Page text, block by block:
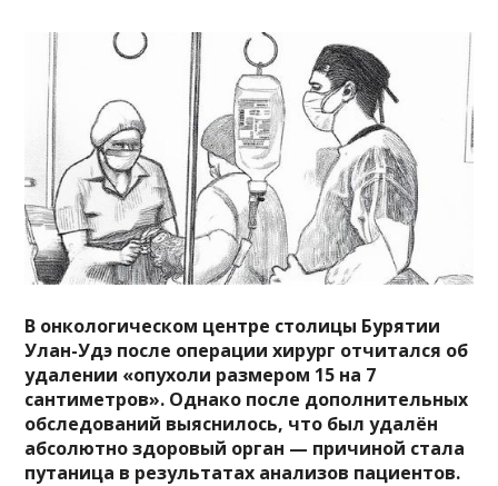
В онкологическом центре столицы Бурятии
Улан-Удэ после операции хирург отчитался об
удалении «опухоли размером 15 на 7
сантиметров». Однако после дополнительных
обследований выяснилось, что был удалён
абсолютно здоровый орган — причиной стала
путаница в результатах анализов пациентов.